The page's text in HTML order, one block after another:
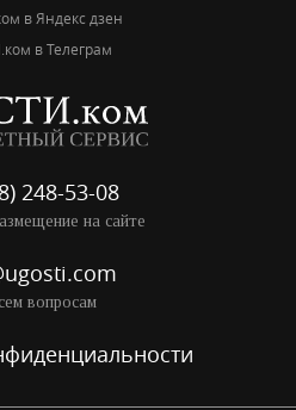
в Яндекс дзен
в Телеграм
248-53-08
на сайте
вопросам